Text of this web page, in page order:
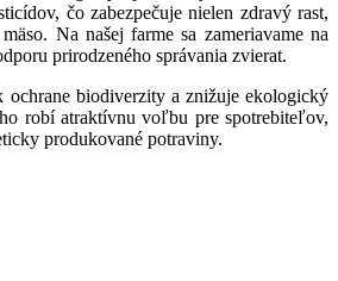
čo zabezpečuje nielen zdravý rast,
Na našej farme sa zameriavame na
prirodzeného správania zvierat.
ochrane biodiverzity a znižuje ekologický
robí atraktívnu voľbu pre spotrebiteľov,
produkované potraviny.